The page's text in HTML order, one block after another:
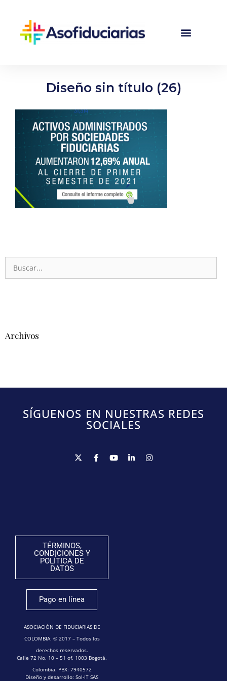
Diseño sin título (26)
Archivos
SÍGUENOS EN NUESTRAS REDES
SOCIALES
TÉRMINOS,
CONDICIONES Y
POLÍTICA DE
DATOS
Pago en línea
ASOCIACIÓN DE FIDUCIARIAS DE
COLOMBIA. © 2017 – Todos los
derechos reservados.
Calle 72 No. 10 – 51 of. 1003 Bogotá,
Colombia. PBX: 7940572
Diseño y desarrollo: Sol-IT SAS